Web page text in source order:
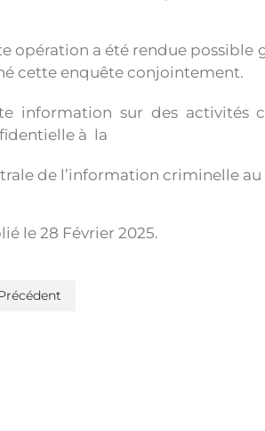
opération a été rendue possible
cette enquête conjointement.
information sur des
à la
de l’information criminelle au
le28 Février 2025.